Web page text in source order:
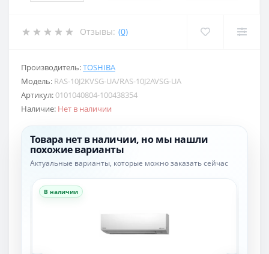
Отзывы: (0)
Производитель:TOSHIBA
Модель: RAS-10J2KVSG-UA/RAS-10J2AVSG-UA
Артикул:0101040804-100438354
Наличие: Нет в наличии
Товара нет в наличии, но мы нашли
похожие варианты
Актуальные варианты, которые можно заказать сейчас
В наличии